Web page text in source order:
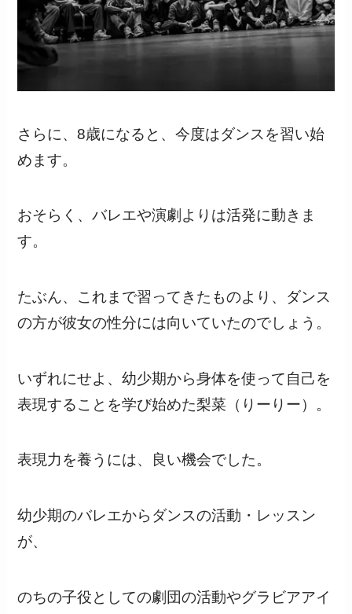
さらに、8歳になると、今度はダンスを習い始
めます。
おそらく、バレエや演劇よりは活発に動きま
す。
たぶん、これまで習ってきたものより、ダンス
の方が彼女の性分には向いていたのでしょう。
いずれにせよ、幼少期から身体を使って自己を
表現することを学び始めた梨菜（りーりー）。
表現力を養うには、良い機会でした。
幼少期のバレエからダンスの活動・レッスン
が、
のちの子役としての劇団の活動やグラビアアイ